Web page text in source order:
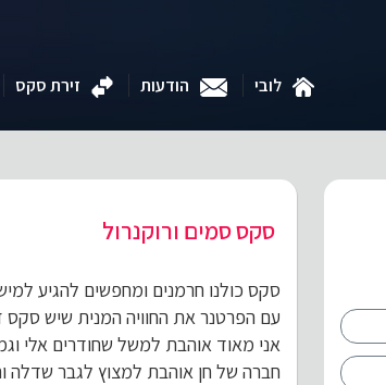
לובי הודעות זירת סקס
סקס סמים ורוקנרול
סקס כולנו חרמנים ומחפשים להגיע
עם הפרטנר את החוויה המנית שיש סקס
אני מאוד אוהבת למשל שחודרים אלי
חברה של חן אוהבת למצוץ לגבר שדלה